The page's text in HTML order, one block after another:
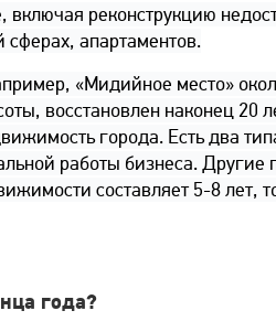
включая реконструкцию
сферах, апартаментов.
«Мидийное место»
восстановлен наконец 20
города. Есть два
работы бизнеса. Другие
составляет 5-8 лет,
года?